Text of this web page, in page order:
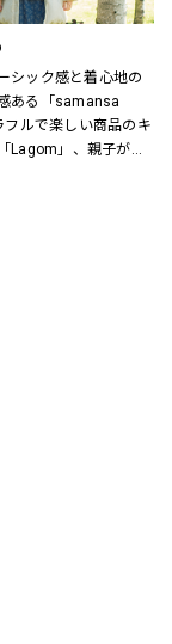
シック感と着心地の
ある「samansa
フルで楽しい商品のキ
Lagom」、親子が楽